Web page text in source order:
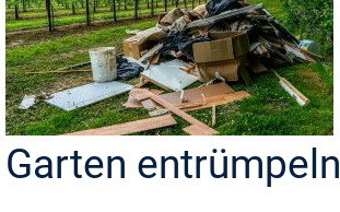
Garten entrümpeln